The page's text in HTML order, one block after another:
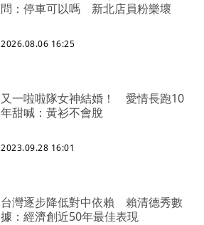
問：停車可以嗎 新北店員粉樂壞
2026.08.06 16:25
又一啦啦隊女神結婚！ 愛情長跑10
年甜喊：黃衫不會脫
2023.09.28 16:01
台灣逐步降低對中依賴 賴清德秀數
據：經濟創近50年最佳表現